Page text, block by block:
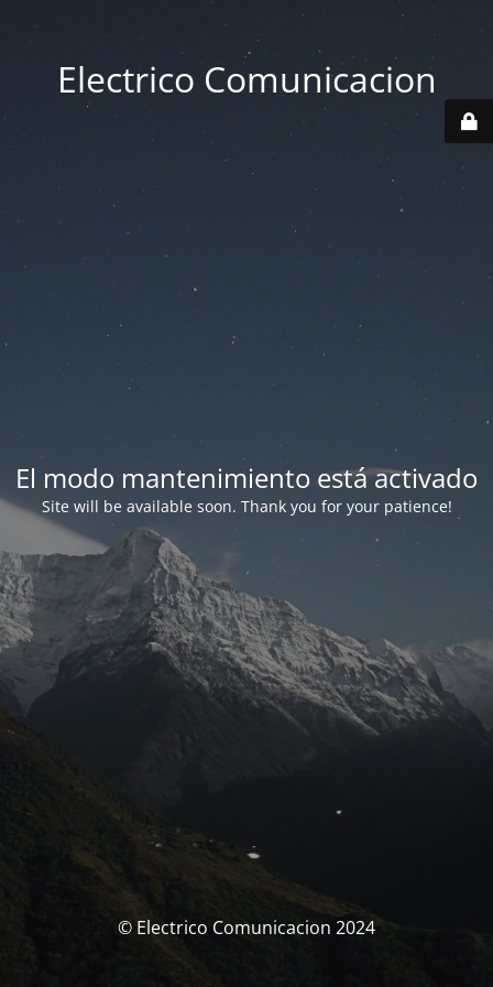
Electrico Comunicacion
El modo mantenimiento está activado
Site will be available soon. Thank you for your patience!
© Electrico Comunicacion 2024